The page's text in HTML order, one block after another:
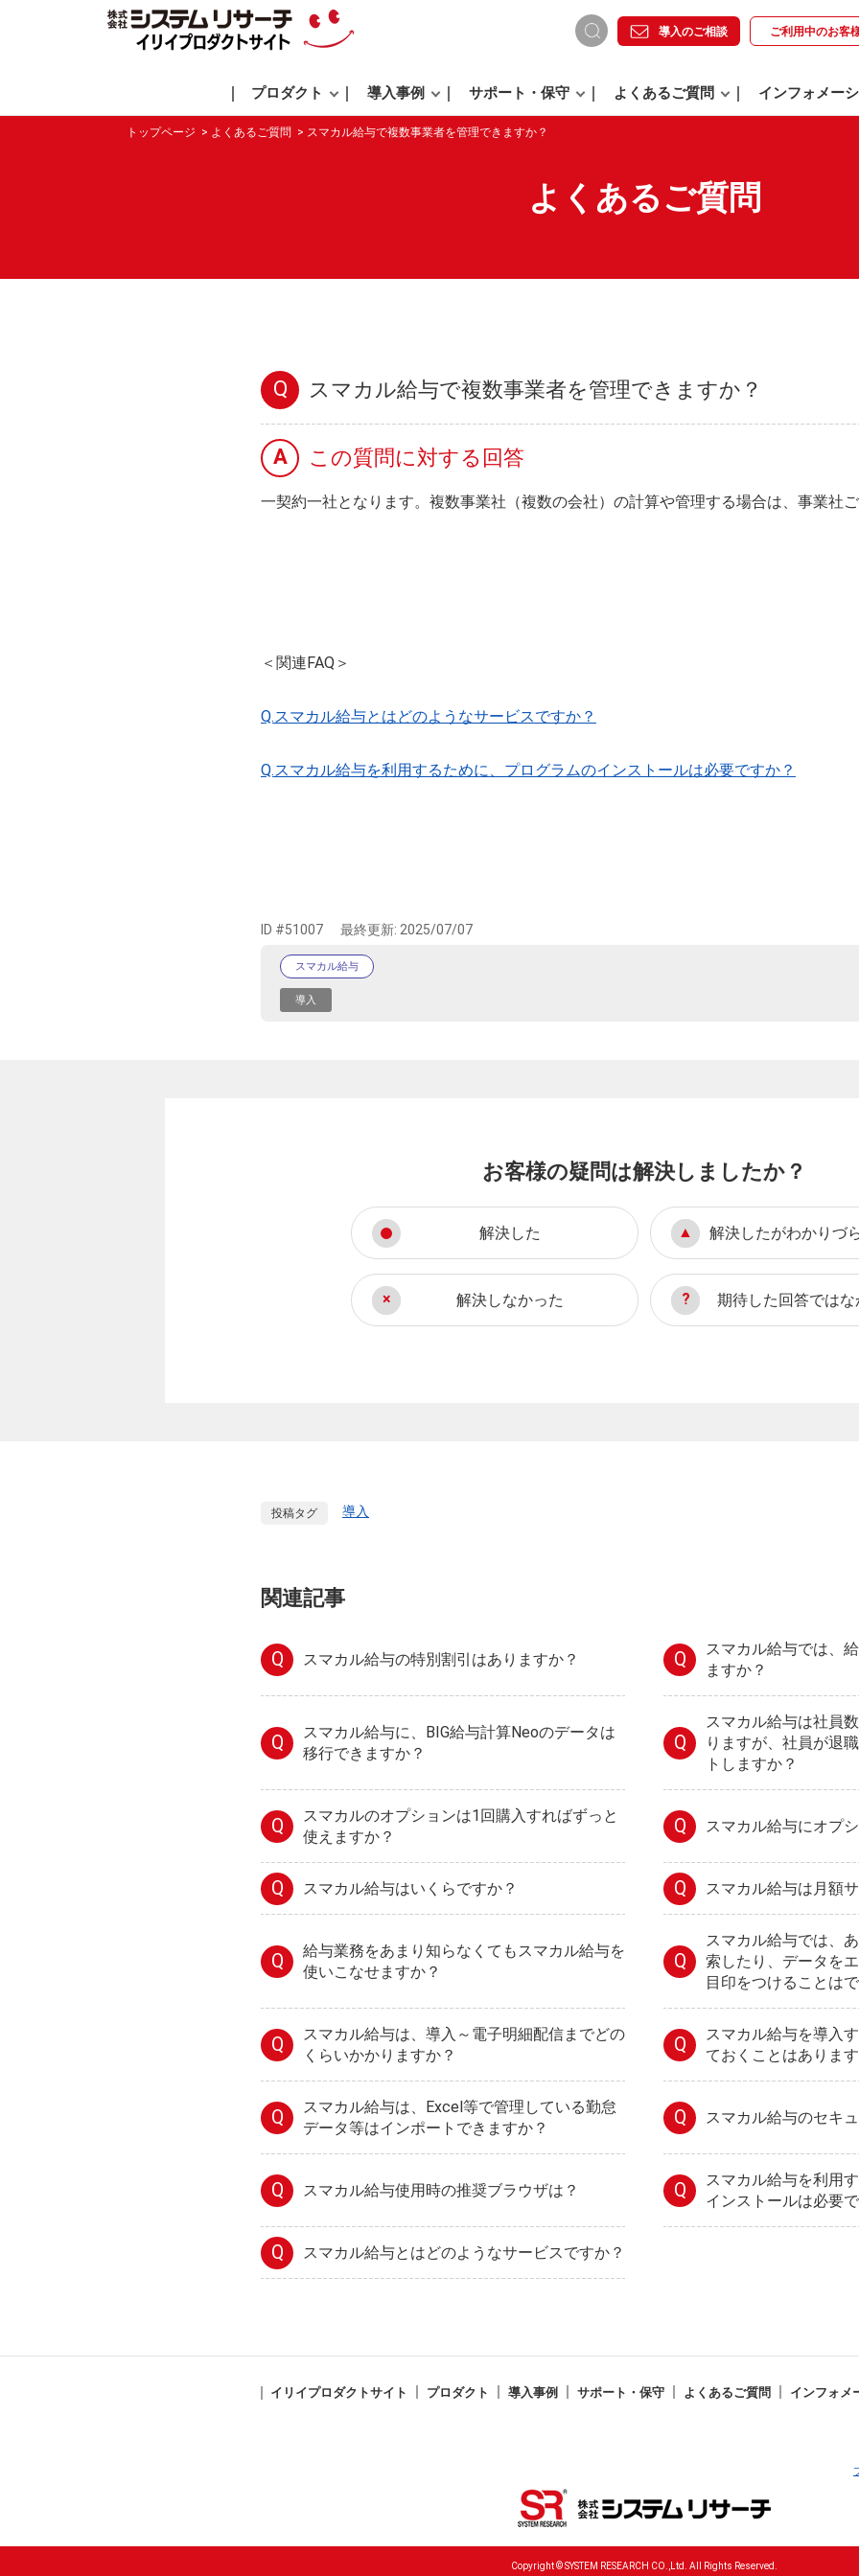
導入のご相談 ご利用中のお客
プロダクト 導入事例 サポート・保守 よくあるご質問 インフォメー
トップページ よくあるご質問 スマカル給与で複数事業者を管理できますか？
よくあるご質問
Q スマカル給与で複数事業者を管理できますか？
A この質問に対する回答
一契約一社となります。複数事業社（複数の会社）の計算や管理する場合は、事業社
＜関連FAQ＞
Q.スマカル給与とはどのようなサービスですか？
Q.スマカル給与を利用するために、プログラムのインストールは必要ですか？
ID #51007 最終更新: 2025/07/07
スマカル給与
導入
お客様の疑問は解決しましたか？
解決した 解決したがわかりづ
解決しなかった 期待した回答では
投稿タグ 導入
関連記事
Q スマカル給与の特別割引はありますか？ Q
スマカル給与では、
ますか？
Q
スマカル給与に、BIG給与計算Neoのデータは
移行できますか？
Q
スマカル給与は社員
りますが、社員が退
トしますか？
Q
スマカルのオプションは1回購入すればずっと
使えますか？
Q スマカル給与にオプ
Q スマカル給与はいくらですか？ Q スマカル給与は月額
Q
給与業務をあまり知らなくてもスマカル給与を
使いこなせますか？
Q
スマカル給与では、
索したり、データを
目印をつけることは
Q
スマカル給与は、導入～電子明細配信までどの
くらいかかりますか？
Q
スマカル給与を導入
ておくことはありま
Q
スマカル給与は、Excel等で管理している勤怠
データ等はインポートできますか？
Q スマカル給与のセキ
Q スマカル給与使用時の推奨ブラウザは？ Q
スマカル給与を利用
インストールは必要
Q スマカル給与とはどのようなサービスですか？
イリイプロダクトサイト プロダクト 導入事例 サポート・保守 よくあるご質問 インフォメ
Copyright © SYSTEM RESEARCH CO.,Ltd. All Rights Reserved.